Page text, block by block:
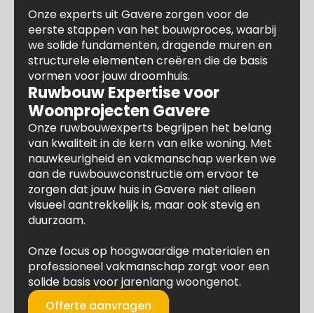
Onze experts uit Gavere zorgen voor de
eerste stappen van het bouwproces, waarbij
we solide fundamenten, dragende muren en
structurele elementen creëren die de basis
vormen voor jouw droomhuis.
Ruwbouw Expertise voor
Woonprojecten Gavere
Onze ruwbouwexperts begrijpen het belang
van kwaliteit in de kern van elke woning. Met
nauwkeurigheid en vakmanschap werken we
aan de ruwbouwconstructie om ervoor te
zorgen dat jouw huis in Gavere niet alleen
visueel aantrekkelijk is, maar ook stevig en
duurzaam.
Onze focus op hoogwaardige materialen en
professioneel vakmanschap zorgt voor een
solide basis voor jarenlang woongenot.
Offerte aanvragen